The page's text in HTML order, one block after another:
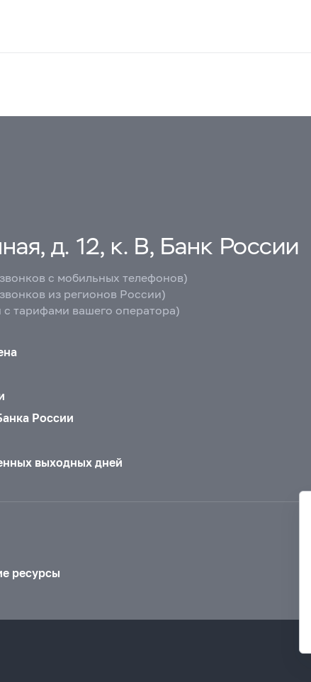
д. 12, к. В, Банк России
с мобильных телефонов)
из регионов России)
с тарифами вашего оператора)
России
выходных дней
ресурсы